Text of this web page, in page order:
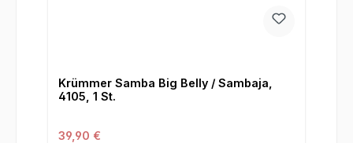
Krümmer Samba Big Belly / Sambaja,
4105, 1 St.
Regulärer Preis:
39,90 €